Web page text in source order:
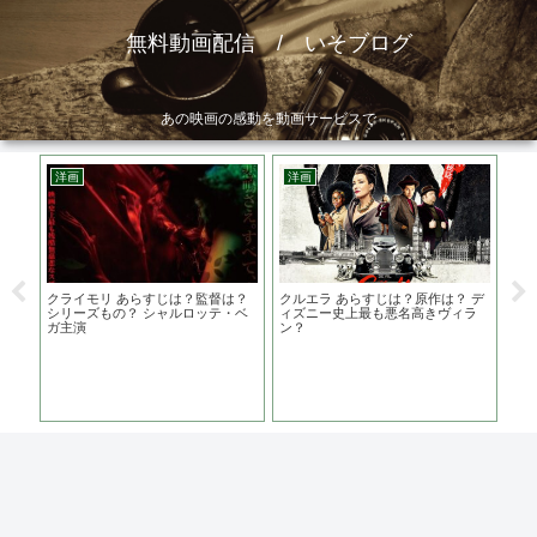
無料動画配信 / いそブログ
あの映画の感動を動画サービスで
じ
洋画
クライモリ あらすじは？監督は？
シリーズもの？ シャルロッテ・ベ
ガ主演
洋画
クルエラ あらすじは？原作は？ デ
ィズニー史上最も悪名高きヴィラ
ン？
無